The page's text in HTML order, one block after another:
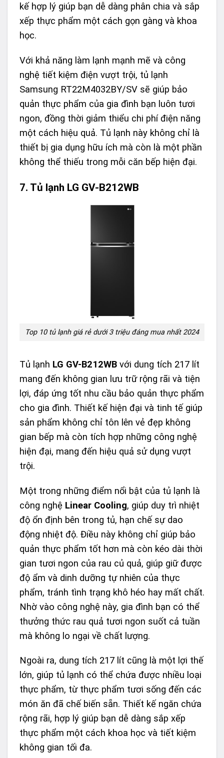
kế hợp lý giúp bạn dễ dàng phân chia và sắp
xếp thực phẩm một cách gọn gàng và khoa
học.
Với khả năng làm lạnh mạnh mẽ và công
nghệ tiết kiệm điện vượt trội, tủ lạnh
Samsung RT22M4032BY/SV sẽ giúp bảo
quản thực phẩm của gia đình bạn luôn tươi
ngon, đồng thời giảm thiểu chi phí điện năng
một cách hiệu quả. Tủ lạnh này không chỉ là
thiết bị gia dụng hữu ích mà còn là một phần
không thể thiếu trong mỗi căn bếp hiện đại.
7. Tủ lạnh LG GV-B212WB
Top 10 tủ lạnh giá rẻ dưới 3 triệu đáng mua nhất 2024
Tủ lạnh LG GV-B212WB với dung tích 217 lít
mang đến không gian lưu trữ rộng rãi và tiện
lợi, đáp ứng tốt nhu cầu bảo quản thực phẩm
cho gia đình. Thiết kế hiện đại và tinh tế giúp
sản phẩm không chỉ tôn lên vẻ đẹp không
gian bếp mà còn tích hợp những công nghệ
hiện đại, mang đến hiệu quả sử dụng vượt
trội.
Một trong những điểm nổi bật của tủ lạnh là
công nghệ Linear Cooling, giúp duy trì nhiệt
độ ổn định bên trong tủ, hạn chế sự dao
động nhiệt độ. Điều này không chỉ giúp bảo
quản thực phẩm tốt hơn mà còn kéo dài thời
gian tươi ngon của rau củ quả, giúp giữ được
độ ẩm và dinh dưỡng tự nhiên của thực
phẩm, tránh tình trạng khô héo hay mất chất.
Nhờ vào công nghệ này, gia đình bạn có thể
thưởng thức rau quả tươi ngon suốt cả tuần
mà không lo ngại về chất lượng.
Ngoài ra, dung tích 217 lít cũng là một lợi thế
lớn, giúp tủ lạnh có thể chứa được nhiều loại
thực phẩm, từ thực phẩm tươi sống đến các
món ăn đã chế biến sẵn. Thiết kế ngăn chứa
rộng rãi, hợp lý giúp bạn dễ dàng sắp xếp
thực phẩm một cách khoa học và tiết kiệm
không gian tối đa.